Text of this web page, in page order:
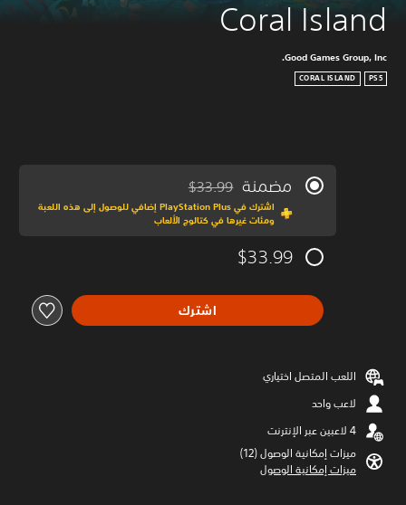
Coral Island
Good Games Group, Inc.
PS5
CORAL ISLAND
مضمنة مخصوم من السعر الأصلي البالغ $33.99‏
$33.99
اشترك في PlayStation Plus إضافي للوصول إلى هذه اللعبة
ومئات غيرها في كتالوج الألعاب
$33.99
اشترك
اللعب المتصل اختياري
لاعب واحد
ميزات إمكانية الوصول (12)‏
ميزات إمكانية الوصول